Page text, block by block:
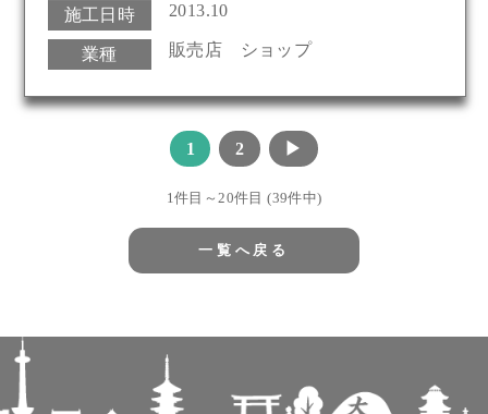
施工日時 2013.10
業種 販売店 ショップ
1 2 ▶
1件目～20件目 (39件中)
一覧へ戻る